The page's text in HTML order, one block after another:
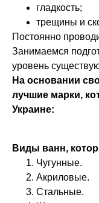
гладкость;
трещины и
Постоянно
Занимаемся
уровень
На основании
лучшие марки,
Украине:
Виды ванн,
Чугунные.
Акриловые.
Стальные.